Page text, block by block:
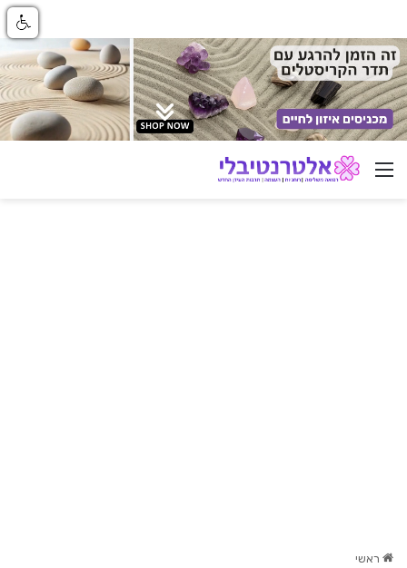
ניווט באתר
ראשי